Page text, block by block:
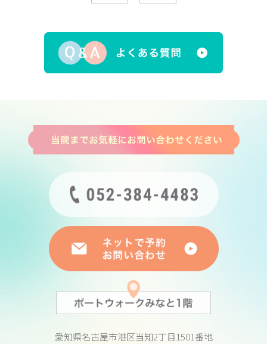
愛知県名古屋市港区当知2丁目1501番地